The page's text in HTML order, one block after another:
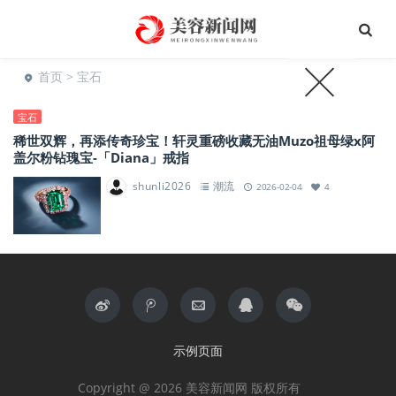
首页 > 宝石
宝石
稀世双辉，再添传奇珍宝！轩灵重磅收藏无油Muzo祖母绿x阿
盖尔粉钻瑰宝-「Diana」戒指
shunli2026 潮流 2026-02-04 4
示例页面
Copyright @ 2026 美容新闻网 版权所有